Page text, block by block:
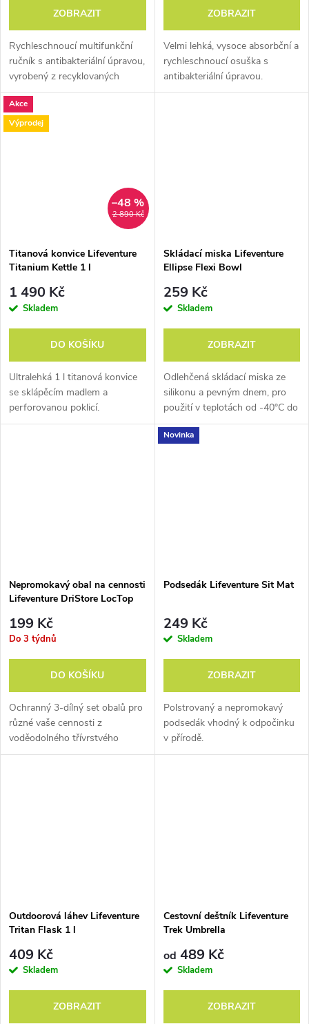
Prověřená řešení
karty, ani nemrknete.
Dokonce i z několika nad
sebou. RFiD ochrana je
tedy plátek z vláken, která
bezkontaktně a bez obav.
TSA Secure
pouze zvláštním letištním
zůstávají v bezpečí a pouze
letištní kontrola může při
důvodném podezření na
rizikový obsah zavazadla
zámek otevřít, aniž by ho
zničila.
každého jednotlivého
množení širokého spektra
mikroorganismů, a tím
výrazně prodlužuje
životnost.
ZOBRAZIT
Rychleschnoucí multifunkční
ručník s antibakteriální úpravou,
vyrobený z recyklovaných
materiálů.
ZOBRAZIT
Velmi lehká, vysoce absorbční a
rychleschnoucí osuška s
antibakteriální úpravou.
Akce
Výprodej
2 890 Kč
–48 %
Titanová konvice Lifeventure
Titanium Kettle 1 l
1 490 Kč
Skladem
DO KOŠÍKU
Ultralehká 1 l titanová konvice
se sklápěcím madlem a
perforovanou poklicí.
Skládací miska Lifeventure
Ellipse Flexi Bowl
259 Kč
Skladem
ZOBRAZIT
Odlehčená skládací miska ze
silikonu a pevným dnem, pro
použití v teplotách od -40°C do
230°C
Nepromokavý obal na cennosti
Lifeventure DriStore LocTop
199 Kč
Do 3 týdnů
DO KOŠÍKU
Ochranný 3-dílný set obalů pro
různé vaše cennosti z
voděodolného třívrstvého
polymeru.
Novinka
Podsedák Lifeventure Sit Mat
249 Kč
Skladem
ZOBRAZIT
Polstrovaný a nepromokavý
podsedák vhodný k odpočinku
v přírodě.
Outdoorová láhev Lifeventure
Tritan Flask 1 l
409 Kč
Skladem
ZOBRAZIT
Cestovní deštník Lifeventure
Trek Umbrella
od 489 Kč
Skladem
ZOBRAZIT